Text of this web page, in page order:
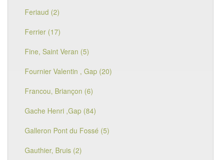
Feriaud (2)
Ferrier (17)
Fine, Saint Veran (5)
Fournier Valentin , Gap (20)
Francou, Briançon (6)
Gache Henri ,Gap (84)
Galleron Pont du Fossé (5)
Gauthier, Bruis (2)